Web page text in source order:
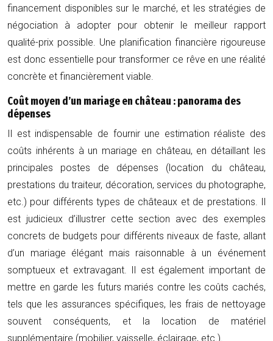
financement disponibles sur le marché, et les stratégies de
négociation à adopter pour obtenir le meilleur rapport
qualité-prix possible. Une planification financière rigoureuse
est donc essentielle pour transformer ce rêve en une réalité
concrète et financièrement viable.
Coût moyen d’un mariage en château : panorama des
dépenses
Il est indispensable de fournir une estimation réaliste des
coûts inhérents à un mariage en château, en détaillant les
principales postes de dépenses (location du château,
prestations du traiteur, décoration, services du photographe,
etc.) pour différents types de châteaux et de prestations. Il
est judicieux d’illustrer cette section avec des exemples
concrets de budgets pour différents niveaux de faste, allant
d’un mariage élégant mais raisonnable à un événement
somptueux et extravagant. Il est également important de
mettre en garde les futurs mariés contre les coûts cachés,
tels que les assurances spécifiques, les frais de nettoyage
souvent conséquents, et la location de matériel
supplémentaire (mobilier, vaisselle, éclairage, etc.).